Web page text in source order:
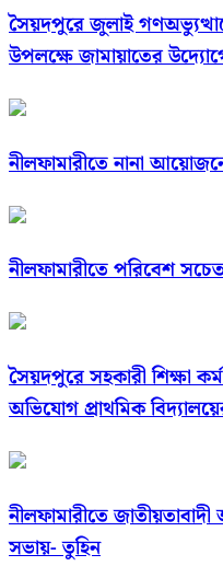
সৈয়দপুরে জুলাই
উপলক্ষে জামায়াতের
নীলফামারীতে নানা
নীলফামারীতে পরিবেশ
সৈয়দপুরে সহকারী শিক্ষা
অভিযোগ প্রাথমিক
নীলফামারীতে
সভায়- তুহিন